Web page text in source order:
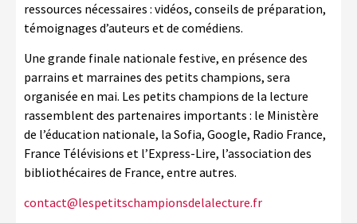
ressources nécessaires : vidéos, conseils de préparation,
témoignages d’auteurs et de comédiens.
Une grande finale nationale festive, en présence des
parrains et marraines des petits champions, sera
organisée en mai. Les petits champions de la lecture
rassemblent des partenaires importants : le Ministère
de l’éducation nationale, la Sofia, Google, Radio France,
France Télévisions et l’Express-Lire, l’association des
bibliothécaires de France, entre autres.
contact@lespetitschampionsdelalecture.fr